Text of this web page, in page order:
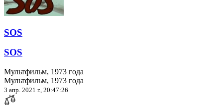
SOS
SOS
Мультфильм, 1973 года
Мультфильм, 1973 года
3 апр. 2021 г., 20:47:26